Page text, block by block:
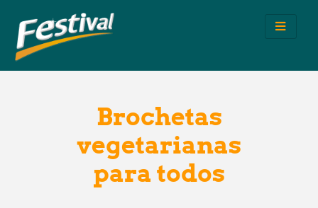
contenido
Brochetas
vegetarianas
para todos